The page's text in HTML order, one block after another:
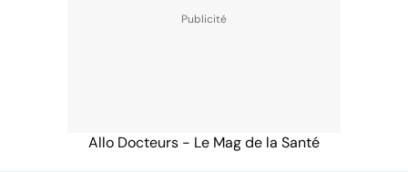
Allo Docteurs - Le Mag de la Santé